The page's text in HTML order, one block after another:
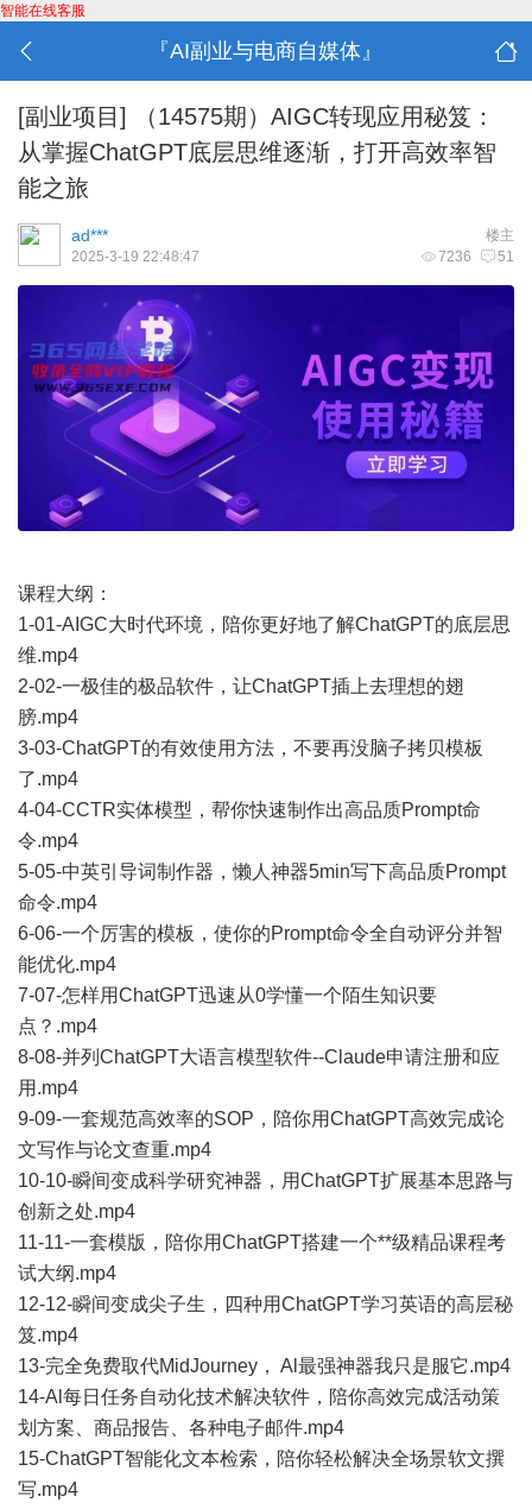
智能在线客服
『AI副业与电商自媒体』
[副业项目]
（14575期）AIGC转现应用秘笈：
从掌握ChatGPT底层思维逐渐，打开高效率智
能之旅
楼主
ad***
7236 51
2025-3-19 22:48:47
课程大纲：
1-01-AIGC大时代环境，陪你更好地了解ChatGPT的底层思
维.mp4
2-02-一极佳的极品软件，让ChatGPT插上去理想的翅
膀.mp4
3-03-ChatGPT的有效使用方法，不要再没脑子拷贝模板
了.mp4
4-04-CCTR实体模型，帮你快速制作出高品质Prompt命
令.mp4
5-05-中英引导词制作器，懒人神器5min写下高品质Prompt
命令.mp4
6-06-一个厉害的模板，使你的Prompt命令全自动评分并智
能优化.mp4
7-07-怎样用ChatGPT迅速从0学懂一个陌生知识要
点？.mp4
8-08-并列ChatGPT大语言模型软件--Claude申请注册和应
用.mp4
9-09-一套规范高效率的SOP，陪你用ChatGPT高效完成论
文写作与论文查重.mp4
10-10-瞬间变成科学研究神器，用ChatGPT扩展基本思路与
创新之处.mp4
11-11-一套模版，陪你用ChatGPT搭建一个**级精品课程考
试大纲.mp4
12-12-瞬间变成尖子生，四种用ChatGPT学习英语的高层秘
笈.mp4
13-完全免费取代MidJourney， Al最强神器我只是服它.mp4
14-Al每日任务自动化技术解决软件，陪你高效完成活动策
划方案、商品报告、各种电子邮件.mp4
15-ChatGPT智能化文本检索，陪你轻松解决全场景软文撰
写.mp4